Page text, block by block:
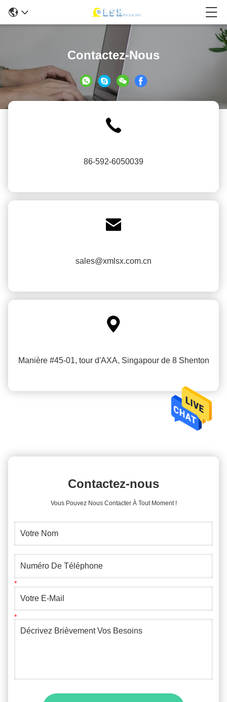
Contactez-Nous
86-592-6050039

sales@xmlsx.com.cn

Manière #45-01, tour d'AXA, Singapour de 8 Shenton
Contactez-nous
Vous Pouvez Nous Contacter À Tout Moment !